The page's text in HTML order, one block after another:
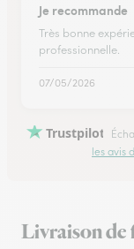
Je recommande
Très bonne
professionnelle.
07/05/2026
Trustpilot
les avis
Livraison de